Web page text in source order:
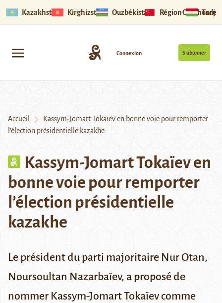
Kazakhstan Kirghizstan Ouzbékistan Région Ouïghoure
S’abonner
Connexion
Accueil
Kassym-Jomart Tokaïev en bonne voie pour remporter
l’élection présidentielle kazakhe
Kassym-Jomart Tokaïev en
bonne voie pour remporter
l’élection présidentielle
kazakhe
Le président du parti majoritaire Nur Otan,
Noursoultan Nazarbaïev, a proposé de
nommer Kassym-Jomart Tokaïev comme